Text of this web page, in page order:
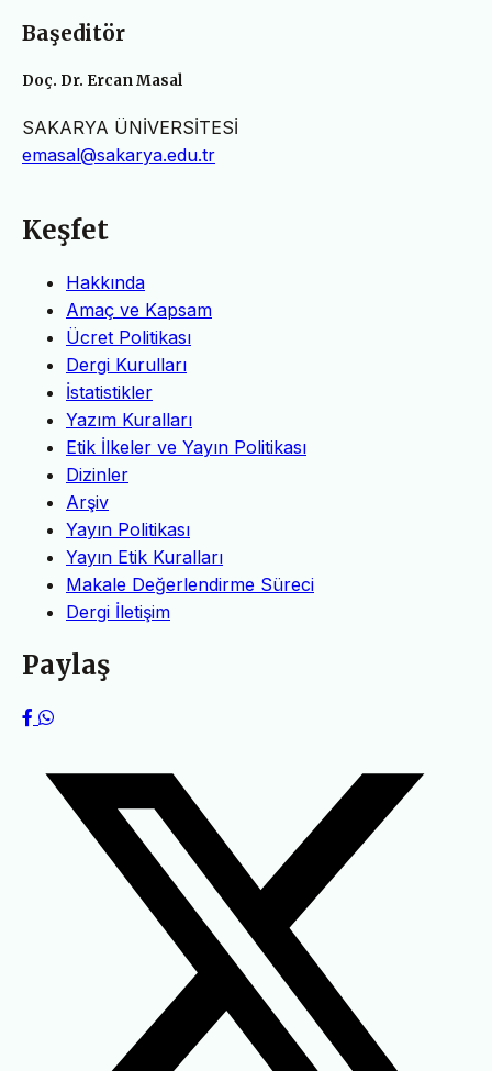
Başeditör
Doç. Dr. Ercan Masal
SAKARYA ÜNİVERSİTESİ
emasal@sakarya.edu.tr
Keşfet
Hakkında
Amaç ve Kapsam
Ücret Politikası
Dergi Kurulları
İstatistikler
Yazım Kuralları
Etik İlkeler ve Yayın Politikası
Dizinler
Arşiv
Yayın Politikası
Yayın Etik Kuralları
Makale Değerlendirme Süreci
Dergi İletişim
Paylaş